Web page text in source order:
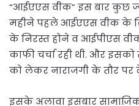
“आईएएस वीक” इस बार कुछ
महीने पहले आईएएस वीक के
के निरस्त होने व आईपीएस
काफी चर्चा रही थी. और
को लेकर नाराजगी के तौर पर
इसके अलावा इसबार